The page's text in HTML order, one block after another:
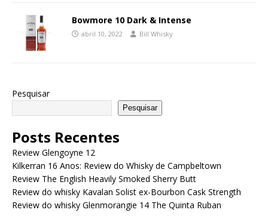
Bowmore 10 Dark & Intense
abril 10, 2022 Bill Whisky
Pesquisar
Pesquisar
Posts Recentes
Review Glengoyne 12
Kilkerran 16 Anos: Review do Whisky de Campbeltown
Review The English Heavily Smoked Sherry Butt
Review do whisky Kavalan Solist ex-Bourbon Cask Strength
Review do whisky Glenmorangie 14 The Quinta Ruban